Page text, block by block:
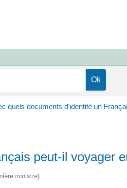
quels documents d'identité un
peut-il voyager
ministre)